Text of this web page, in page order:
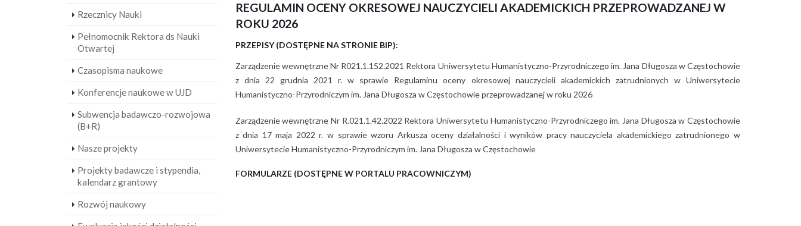
Rzecznicy Nauki
Pełnomocnik Rektora ds Nauki
Otwartej
Czasopisma naukowe
Konferencje naukowe w UJD
Subwencja badawczo-rozwojowa
(B+R)
Nasze projekty
Projekty badawcze i stypendia,
kalendarz grantowy
Rozwój naukowy
REGULAMIN OCENY OKRESOWEJ NAUCZYCIELI AKADEMICKICH PRZEPROWADZANEJ W
ROKU 2026
PRZEPISY (DOSTĘPNE NA STRONIE BIP):
Zarządzenie wewnętrzne Nr R021.1.152.2021 Rektora Uniwersytetu Humanistyczno-Przyrodniczego im. Jana Długosza w Częstochowie
z dnia 22 grudnia 2021 r. w sprawie Regulaminu oceny okresowej nauczycieli akademickich zatrudnionych w Uniwersytecie
Humanistyczno-Przyrodniczym im. Jana Długosza w Częstochowie przeprowadzanej w roku 2026
Zarządzenie wewnętrzne Nr R.021.1.42.2022 Rektora Uniwersytetu Humanistyczno-Przyrodniczego im. Jana Długosza w Częstochowie
z dnia 17 maja 2022 r. w sprawie wzoru Arkusza oceny działalności i wyników pracy nauczyciela akademickiego zatrudnionego w
Uniwersytecie Humanistyczno-Przyrodniczym im. Jana Długosza w Częstochowie
FORMULARZE (DOSTĘPNE W PORTALU PRACOWNICZYM)